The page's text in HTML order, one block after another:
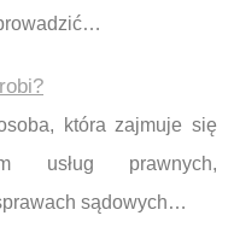
która zajmuje się
usług prawnych,
sądowych…